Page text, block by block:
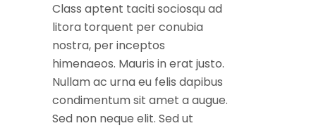
Class aptent taciti sociosqu ad
litora torquent per conubia
nostra, per inceptos
himenaeos. Mauris in erat justo.
Nullam ac urna eu felis dapibus
condimentum sit amet a augue.
Sed non neque elit. Sed ut